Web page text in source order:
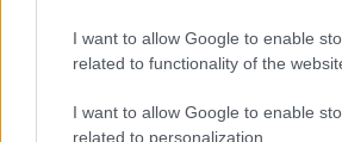
I want to allow Google to enable
related to functionality of the
I want to allow Google to enable
related to personalization.
Come riconoscere e risolvere i
nel tuo giardino